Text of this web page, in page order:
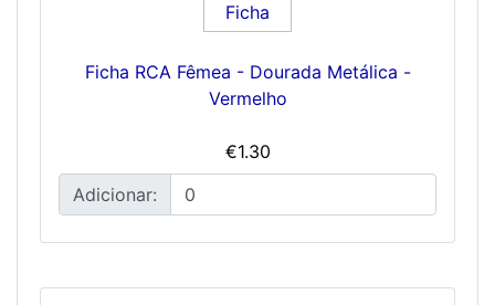
Ficha RCA Fêmea - Dourada Metálica -
Vermelho
€1.30
Adicionar: